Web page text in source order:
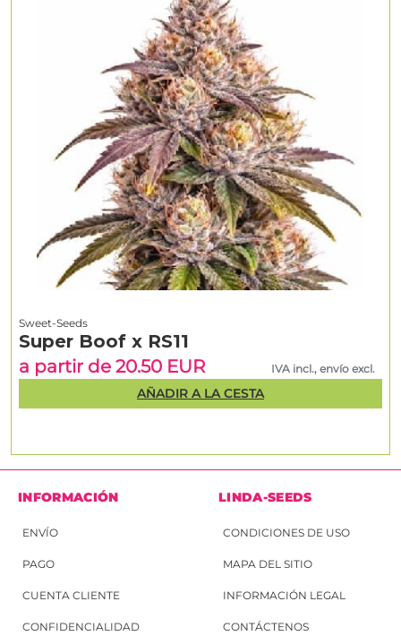
Sweet-Seeds
Super Boof x RS11
a partir de 20.50 EUR
IVA incl., envío excl.
AÑADIR A LA CESTA
INFORMACIÓN
ENVÍO
PAGO
CUENTA CLIENTE
CONFIDENCIALIDAD
LINDA-SEEDS
CONDICIONES DE USO
MAPA DEL SITIO
INFORMACIÓN LEGAL
CONTÁCTENOS